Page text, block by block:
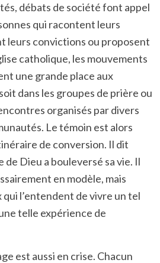
débats de société font appel
qui racontent leurs
leurs convictions ou proposent
catholique, les mouvements
une grande place aux
dans les groupes de prière ou
organisés par divers
Le témoin est alors
de conversion. Il dit
Dieu a bouleversé sa vie. Il
en modèle, mais
l’entendent de vivre un tel
telle expérience de
est aussi en crise. Chacun